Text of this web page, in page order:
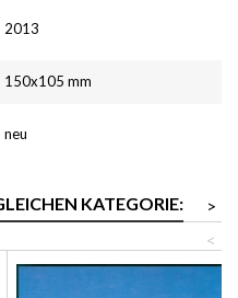
2013
150x105 mm
neu
KATEGORIE:
>
<